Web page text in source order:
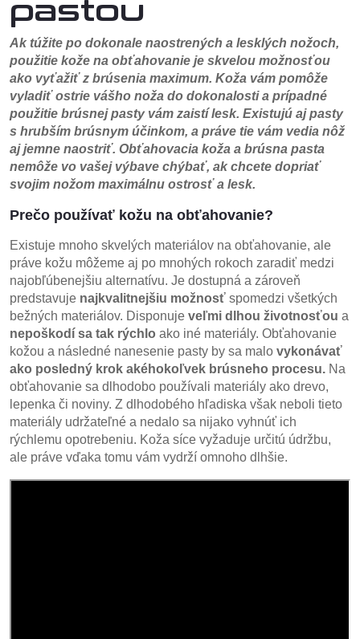
pastou
Ak túžite po dokonale naostrených a lesklých nožoch,
použitie kože na obťahovanie je skvelou možnosťou
ako vyťažiť z brúsenia maximum. Koža vám pomôže
vyladiť ostrie vášho noža do dokonalosti a prípadné
použitie brúsnej pasty vám zaistí lesk. Existujú aj pasty
s hrubším brúsnym účinkom, a práve tie vám vedia nôž
aj jemne naostriť. Obťahovacia koža a brúsna pasta
nemôže vo vašej výbave chýbať, ak chcete dopriať
svojim nožom maximálnu ostrosť a lesk.
Prečo používať kožu na obťahovanie?
Existuje mnoho skvelých materiálov na obťahovanie, ale
práve kožu môžeme aj po mnohých rokoch zaradiť medzi
najobľúbenejšiu alternatívu. Je dostupná a zároveň
predstavuje najkvalitnejšiu možnosť spomedzi všetkých
bežných materiálov. Disponuje veľmi dlhou životnosťou a
nepoškodí sa tak rýchlo ako iné materiály. Obťahovanie
kožou a následné nanesenie pasty by sa malo vykonávať
ako posledný krok akéhokoľvek brúsneho procesu. Na
obťahovanie sa dlhodobo používali materiály ako drevo,
lepenka či noviny. Z dlhodobého hľadiska však neboli tieto
materiály udržateľné a nedalo sa nijako vyhnúť ich
rýchlemu opotrebeniu. Koža síce vyžaduje určitú údržbu,
ale práve vďaka tomu vám vydrží omnoho dlhšie.